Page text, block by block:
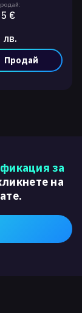
€
лв.
Продай
за
на